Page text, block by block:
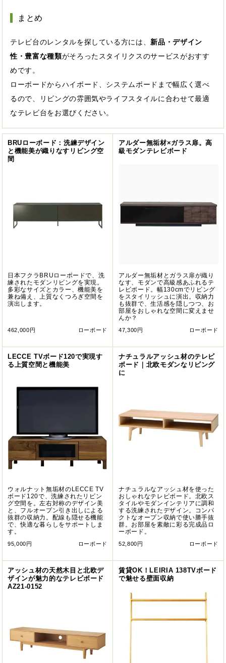
まとめ
テレビ台のレンタルを探している方には、新品・デザイン
性・豊富な種類がそろったスタイリクスのサービスがおすす
めです。
ローボードからハイボード、システムボードまで幅広く選べ
るので、リビングの雰囲気やライフスタイルに合わせて最適
なテレビ台をお選びください。
BRUローボード：洗練デザイン
と機能美が織りなすリビング空
間
日本フクラBRUローボードで、洗
練されたモダンリビングを実現。
多彩なサイズとカラー、機能美を
兼ね備え、上質なくつろぎ空間を
演出します。
462,000円 ローボード
アルダー無垢材×ガラス扉。高
級モダンテレビボード
アルダー無垢材とガラス扉が織り
なす、モダンで高級感あふれるテ
レビボード。幅130cmでリビング
をスタイリッシュに演出。収納力
も抜群で、生活感を隠しつつ、お
部屋をおしゃれな空間に変えませ
んか？
47,300円 ローボード
LECCE TVボード120で実現す
る上質空間と機能美
ウォルナット無垢材のLECCE TV
ボード120で、洗練されたリビン
グ空間を。左右対称のデザイン美
と、フルオープン引き出しによる
抜群の収納力。配線も隠せる機能
で、快適な暮らしをサポートしま
す。
95,000円 ローボード
ナチュラルアッシュ材のテレビ
ボード｜北欧モダンなリビング
に
ナチュラルなアッシュ材を使った
おしゃれなテレビボード。北欧ス
タイルやモダンインテリアに調和
する洗練されたデザイン。コンパ
クトなオープン収納で使い勝手抜
群。お部屋を素敵に彩る完成品ロ
ーボード。
52,800円 ローボード
アッシュ材の天然木目と北欧デ
ザインが魅力的なテレビボード
AZ21-0152
賃貸OK！LEIRIA 138TVボード
で魅せる壁面収納